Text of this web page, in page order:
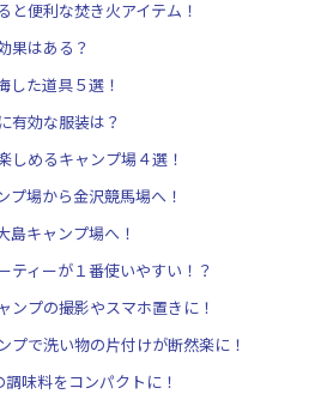
便利な焚き火アイテム！
果はある？
した道具５選！
有効な服装は？
しめるキャンプ場４選！
場から金沢競馬場へ！
島キャンプ場へ！
ティーが１番使いやすい！？
ンプの撮影やスマホ置きに！
で洗い物の片付けが断然楽に！
味料をコンパクトに！